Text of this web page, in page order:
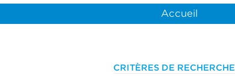
Accueil
CRITÈRES DE RECHERCHE